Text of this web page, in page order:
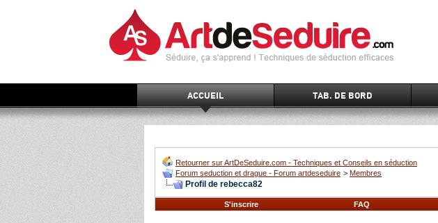
ACCUEIL TAB. DE BORD
Retourner sur ArtDeSeduire.com - Techniques et Conseils en séduction
Forum seduction et drague - Forum artdeseduire > Membres
Profil de rebecca82
S'inscrire FAQ